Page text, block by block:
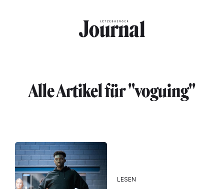
Alle Artikel für "voguing"
LESEN